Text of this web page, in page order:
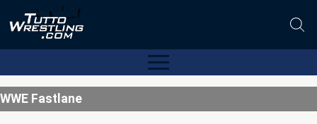
WWE Fastlane